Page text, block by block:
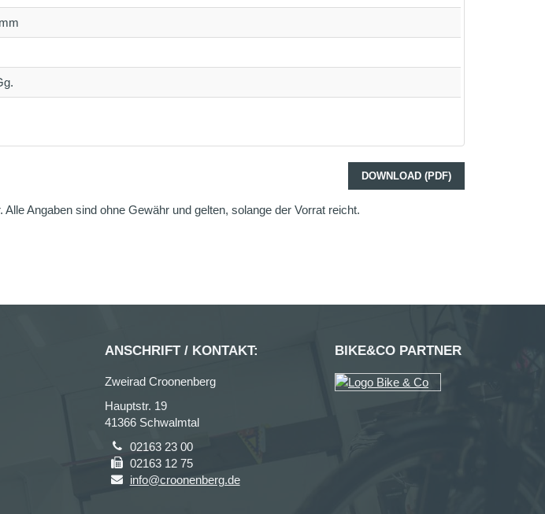
DOWNLOAD (PDF)
Angaben sind ohne Gewähr und gelten, solange der Vorrat reicht.
ANSCHRIFT / KONTAKT:
Zweirad Croonenberg
Hauptstr. 19
41366 Schwalmtal
02163 23 00
02163 12 75
info@croonenberg.de
BIKE&CO PARTNER